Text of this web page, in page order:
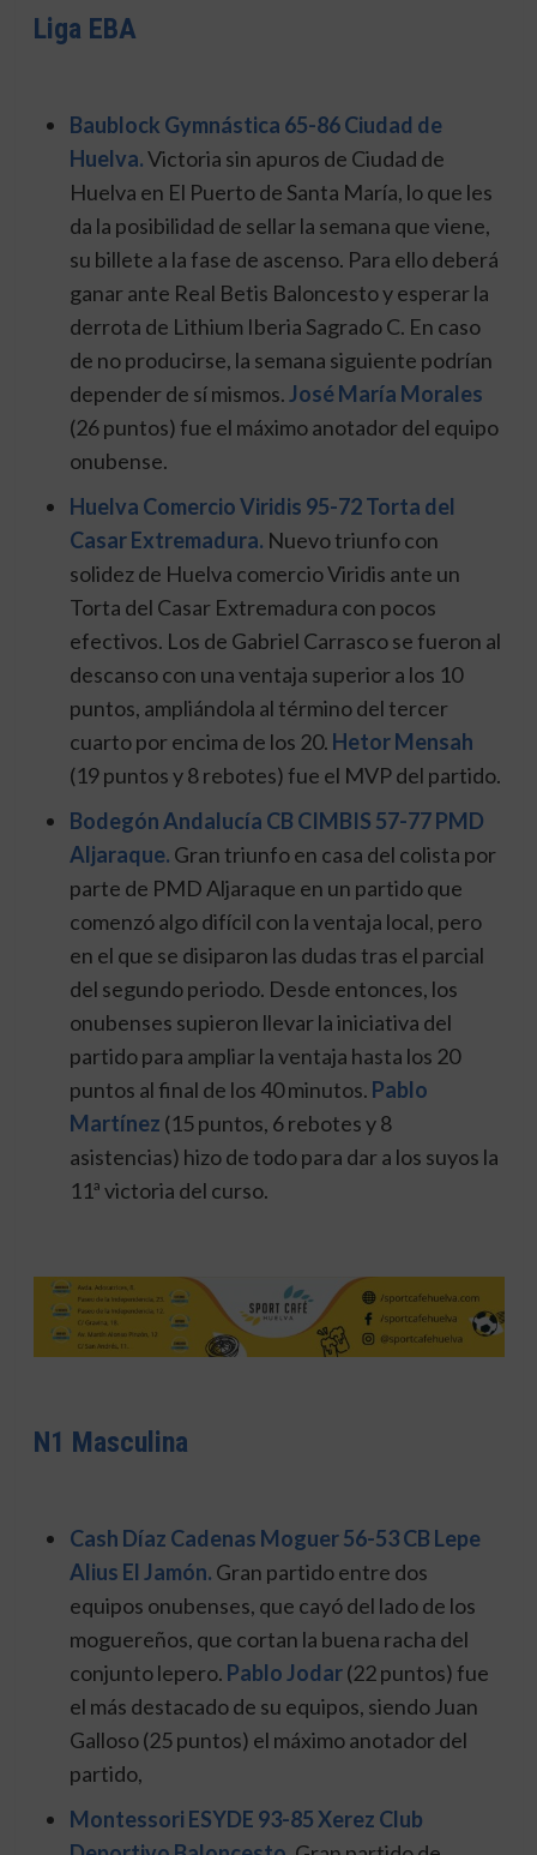
Liga EBA
Baublock Gymnástica 65-86 Ciudad de
Huelva.Victoria sin apuros de Ciudad de
Huelva en El Puerto de Santa María, lo que les
da la posibilidad de sellar la semana que viene,
su billete a la fase de ascenso. Para ello deberá
ganar ante Real Betis Baloncesto y esperar la
derrota de Lithium Iberia Sagrado C. En caso
de no producirse, la semana siguiente podrían
depender de sí mismos.José María Morales
(26 puntos) fue el máximo anotador del equipo
onubense.
Huelva Comercio Viridis 95-72 Torta del
Casar Extremadura. Nuevo triunfo con
solidez de Huelva comercio Viridis ante un
Torta del Casar Extremadura con pocos
efectivos. Los de Gabriel Carrasco se fueron al
descanso con una ventaja superior a los 10
puntos, ampliándola al término del tercer
cuarto por encima de los 20. Hetor Mensah
(19 puntos y 8 rebotes) fue el MVP del partido.
Bodegón Andalucía CB CIMBIS 57-77 PMD
Aljaraque. Gran triunfo en casa del colista por
parte de PMD Aljaraque en un partido que
comenzó algo difícil con la ventaja local, pero
en el que se disiparon las dudas tras el parcial
del segundo periodo. Desde entonces, los
onubenses supieron llevar la iniciativa del
partido para ampliar la ventaja hasta los 20
puntos al final de los 40 minutos. Pablo
Martínez (15 puntos, 6 rebotes y 8
asistencias) hizo de todo para dar a los suyos la
11ª victoria del curso.
N1 Masculina
Cash Díaz Cadenas Moguer 56-53 CB Lepe
Alius El Jamón. Gran partido entre dos
equipos onubenses, que cayó del lado de los
moguereños, que cortan la buena racha del
conjunto lepero. Pablo Jodar(22 puntos) fue
el más destacado de su equipos, siendo Juan
Galloso (25 puntos) el máximo anotador del
partido,
Montessori ESYDE 93-85 Xerez Club